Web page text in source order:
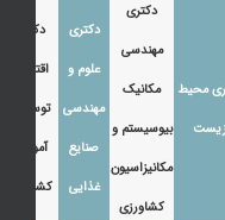
محیط
دکتری
مهندسی
مکانیک
بیوسیستم و
مکانیزاسیون
کشاورزی
دکتری
علوم و
مهندسی
صنایع
غذایی
دکتری
اقتصاد،
توسعه و
آموزش
کشاورزی